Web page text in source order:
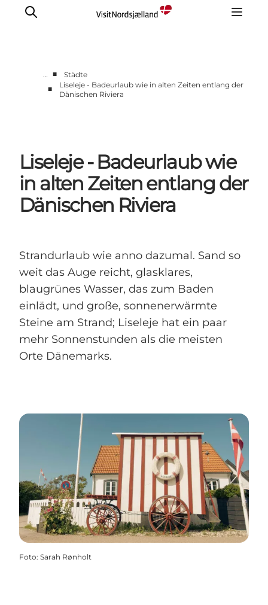
Highlights
Unterkünfte
Städte
Reiseplanung
… ■
Städte
■
Liseleje - Badeurlaub wie in alten Zeiten entlang der
Dänischen Riviera
Liseleje - Badeurlaub wie
in alten Zeiten entlang der
Dänischen Riviera
Strandurlaub wie anno dazumal. Sand so
weit das Auge reicht, glasklares,
blaugrünes Wasser, das zum Baden
einlädt, und große, sonnenerwärmte
Steine am Strand; Liseleje hat ein paar
mehr Sonnenstunden als die meisten
Orte Dänemarks.
Foto: Sarah Rønholt